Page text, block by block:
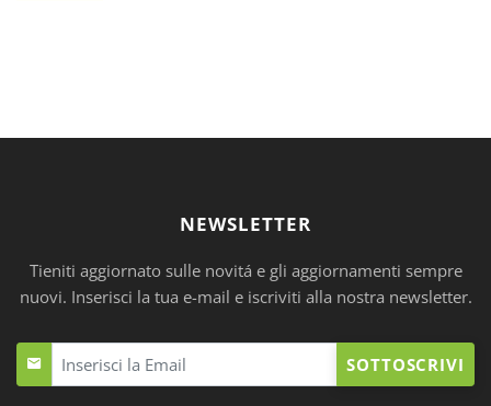
NEWSLETTER
Tieniti aggiornato sulle novitá e gli aggiornamenti sempre
nuovi. Inserisci la tua e-mail e iscriviti alla nostra newsletter.
SOTTOSCRIVI